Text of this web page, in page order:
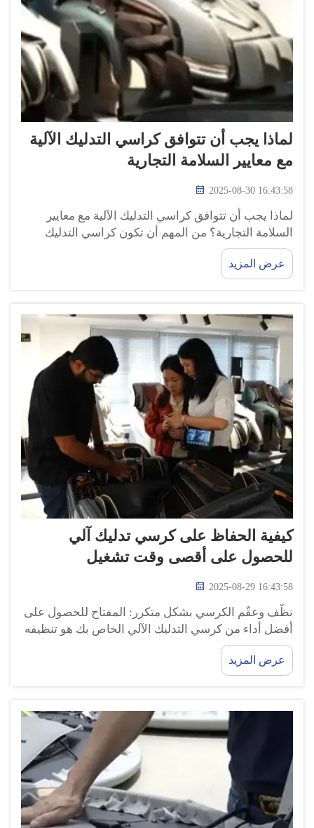
لماذا يجب أن تتوافق كراسي التدليك الآلية
مع معايير السلامة التجارية
2025-08-30 16:43:58
لماذا يجب أن تتوافق كراسي التدليك الآلية مع معايير
السلامة التجارية؟ من المهم أن تكون كراسي التدليك
الآلية آمنة ولا تسبب أي حوادث أو إصابات شخصية أثناء
الاستخدام. كراسي التدليك المريحة هي أشكال شائعة
للاسترخاء...
عرض المزيد
كيفية الحفاظ على كرسي تدليك آلي
للحصول على أقصى وقت تشغيل
2025-08-29 16:43:58
نظّف وعقّم الكرسي بشكل متكرر: المفتاح للحصول على
أفضل أداء من كرسي التدليك الآلي الخاص بك هو تنظيفه
وتعقيمته بانتظام. يتضمن ذلك تنظيف الأسطح بقطعة
قماش ناعمة ومنظف خفيف. تأكد من إيلاء اهتمام خاص
ل...
عرض المزيد